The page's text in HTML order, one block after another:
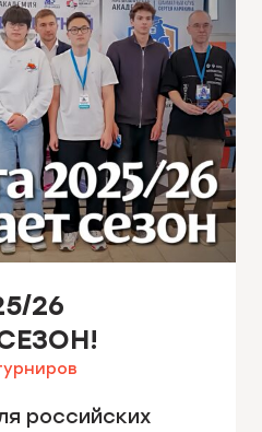
26
российских